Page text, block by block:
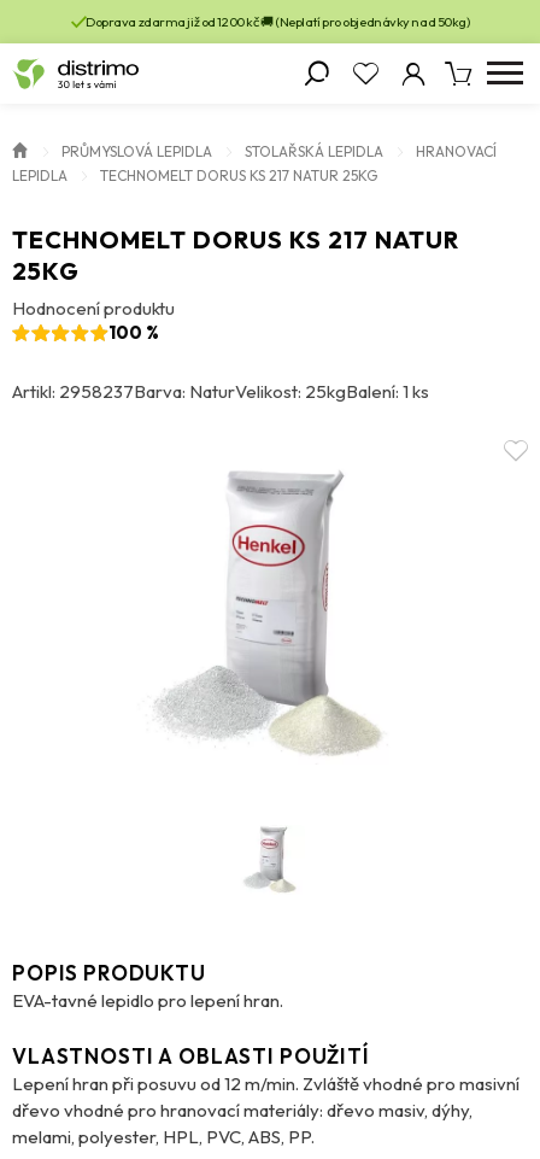
Doprava zdarma již od 1200 kč 🚚 (Neplatí pro objednávky nad 50kg)
PRŮMYSLOVÁ LEPIDLA STOLAŘSKÁ LEPIDLA
HRANOVACÍ
LEPIDLA
TECHNOMELT DORUS KS 217 NATUR 25KG
TECHNOMELT DORUS KS 217 NATUR
25KG
Hodnocení produktu
100 %
Artikl: 2958237Barva: NaturVelikost: 25kgBalení: 1 ks
POPIS PRODUKTU
EVA-tavné lepidlo pro lepení hran.
VLASTNOSTI A OBLASTI POUŽITÍ
Lepení hran při posuvu od 12 m/min. Zvláště vhodné pro masivní
dřevo vhodné pro hranovací materiály: dřevo masiv, dýhy,
melami, polyester, HPL, PVC, ABS, PP.